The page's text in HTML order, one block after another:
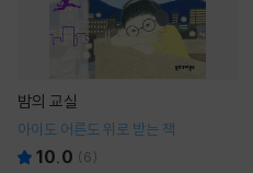
밤의 교실
아이도 어른도 위로 받는 책
10.0 (6)